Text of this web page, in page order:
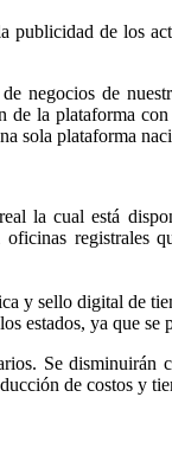
de los
negocios de
la plataforma
sola plataforma
la cual está
y sello digital de
estados, ya que
Se
de costos y